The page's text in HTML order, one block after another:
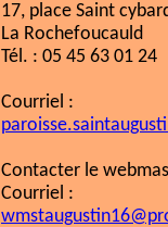
17, place Saint
La Rochefoucauld
Tél. : 05 45 63 01 24
Courriel :
Contacter le
Courriel :